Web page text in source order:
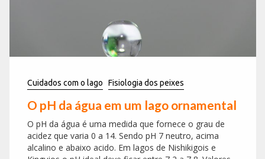
Cuidados com o lago Fisiologia dos peixes
O pH da água em um lago ornamental
O pH da água é uma medida que fornece o grau de
acidez que varia 0 a 14. Sendo pH 7 neutro, acima
alcalino e abaixo acido. Em lagos de Nishikigois e